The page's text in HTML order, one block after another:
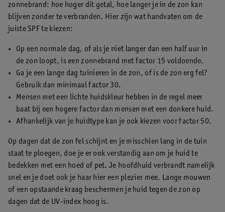
zonnebrand: hoe hoger dit getal, hoe langer je in de zon kan
blijven zonder te verbranden. Hier zijn wat handvaten om de
juiste SPF te kiezen:
Op een normale dag, of als je niet langer dan een half uur in
de zon loopt, is een zonnebrand met factor 15 voldoende.
Ga je een lange dag tuinieren in de zon, of is de zon erg fel?
Gebruik dan minimaal factor 30.
Mensen met een lichte huidskleur hebben in de regel meer
baat bij een hogere factor dan mensen met een donkere huid.
Afhankelijk van je huidtype kan je ook kiezen voor factor 50.
Op dagen dat de zon fel schijnt en je misschien lang in de tuin
staat te ploegen, doe je er ook verstandig aan om je huid te
bedekken met een hoed of pet. Je hoofdhuid verbrandt namelijk
snel en je doet ook je haar hier een plezier mee. Lange mouwen
of een opstaande kraag beschermen je huid tegen de zon op
dagen dat de UV-index hoog is.